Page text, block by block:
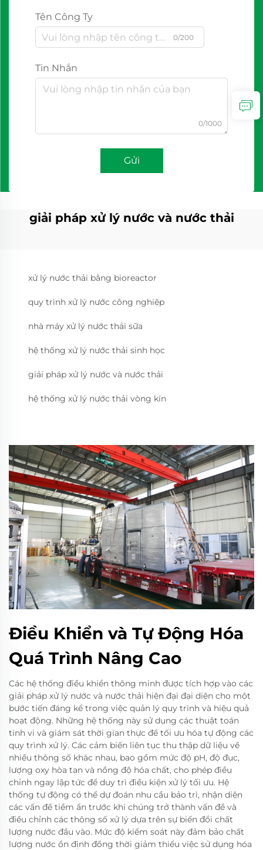
Tên Công Ty
0/200
Tin Nhắn
0/1000
Gửi
giải pháp xử lý nước và nước thải
xử lý nước thải bằng bioreactor
quy trình xử lý nước công nghiệp
nhà máy xử lý nước thải sữa
hệ thống xử lý nước thải sinh học
giải pháp xử lý nước và nước thải
hệ thống xử lý nước thải vòng kín
Điều Khiển và Tự Động Hóa
Quá Trình Nâng Cao
Các hệ thống điều khiển thông minh được tích hợp vào các
giải pháp xử lý nước và nước thải hiện đại đại diện cho một
bước tiến đáng kể trong việc quản lý quy trình và hiệu quả
hoạt động. Những hệ thống này sử dụng các thuật toán
tinh vi và giám sát thời gian thực để tối ưu hóa tự động các
quy trình xử lý. Các cảm biến liên tục thu thập dữ liệu về
nhiều thông số khác nhau, bao gồm mức độ pH, độ đục,
lượng oxy hòa tan và nồng độ hóa chất, cho phép điều
chỉnh ngay lập tức để duy trì điều kiện xử lý tối ưu. Hệ
thống tự động có thể dự đoán nhu cầu bảo trì, nhận diện
các vấn đề tiềm ẩn trước khi chúng trở thành vấn đề và
điều chỉnh các thông số xử lý dựa trên sự biến đổi chất
lượng nước đầu vào. Mức độ kiểm soát này đảm bảo chất
lượng nước ổn định đồng thời giảm thiểu việc sử dụng hóa